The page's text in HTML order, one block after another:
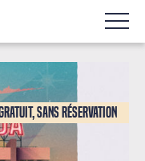
sans réservation